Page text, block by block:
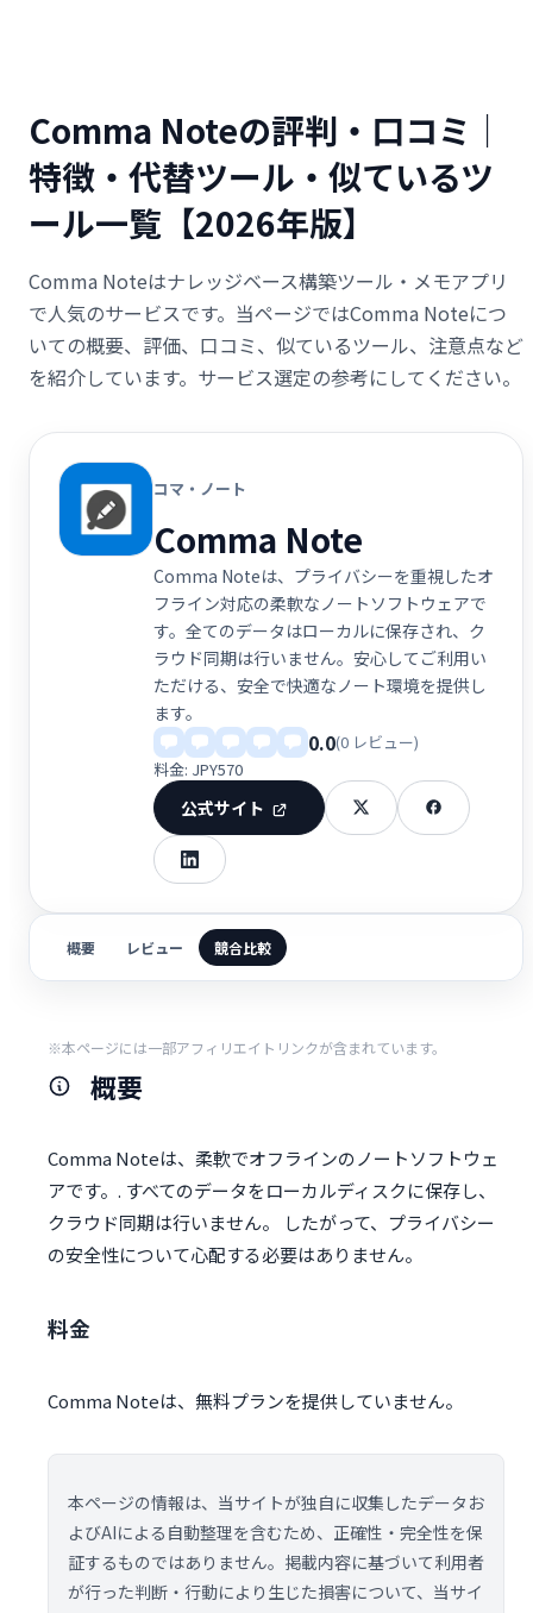
Comma Noteの評判・口コミ｜
特徴・代替ツール・似ているツ
ール一覧【2026年版】
Comma Noteはナレッジベース構築ツール・メモアプリ
で人気のサービスです。当ページではComma Noteにつ
いての概要、評価、口コミ、似ているツール、注意点など
を紹介しています。サービス選定の参考にしてください。
コマ・ノート
Comma Note
Comma Noteは、プライバシーを重視したオ
フライン対応の柔軟なノートソフトウェアで
す。全てのデータはローカルに保存され、ク
ラウド同期は行いません。安心してご利用い
ただける、安全で快適なノート環境を提供し
ます。
0.0(0 レビュー)
料金: JPY570
公式サイト
概要 レビュー 競合比較
※本ページには一部アフィリエイトリンクが含まれています。
概要
Comma Noteは、柔軟でオフラインのノートソフトウェ
アです。. すべてのデータをローカルディスクに保存し、
クラウド同期は行いません。 したがって、プライバシー
の安全性について心配する必要はありません。
料金
Comma Noteは、無料プランを提供していません。
本ページの情報は、当サイトが独自に収集したデータお
よびAIによる自動整理を含むため、正確性・完全性を保
証するものではありません。掲載内容に基づいて利用者
が行った判断・行動により生じた損害について、当サイ